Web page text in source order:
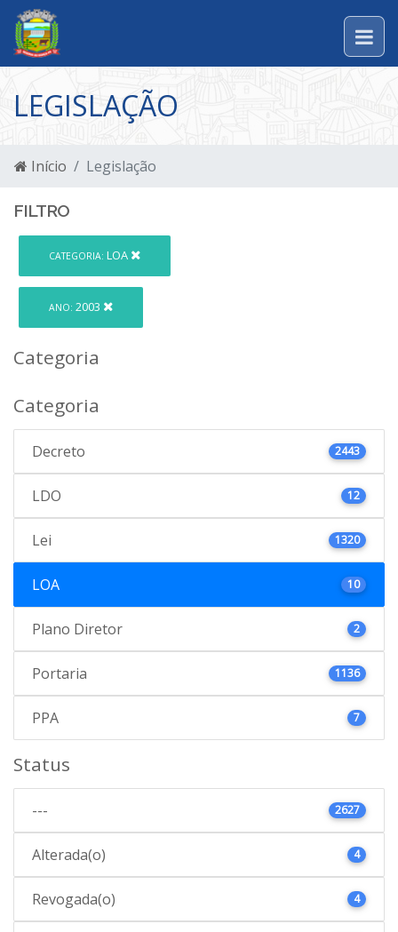
LEGISLAÇÃO
Início Legislação
FILTRO
CATEGORIA: LOA
ANO: 2003
Categoria
Categoria
Decreto 2443
LDO 12
Lei 1320
LOA 10
Plano Diretor 2
Portaria 1136
PPA 7
Status
--- 2627
Alterada(o) 4
Revogada(o) 4